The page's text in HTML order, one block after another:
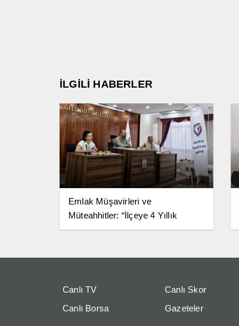
İLGİLİ HABERLER
Emlak Müşavirleri ve
Müteahhitler: “İlçeye 4 Yıllık
Fakülte Şart”
Canlı TV
Canlı Skor
Canlı Borsa
Gazeteler